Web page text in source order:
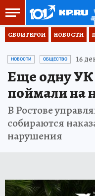
СВОИ ГЕРОИ НОВОСТИ
НОВОСТИ ОБЩЕСТВО 16
Еще одну УК
поймали на
В Ростове
собираются
нарушения